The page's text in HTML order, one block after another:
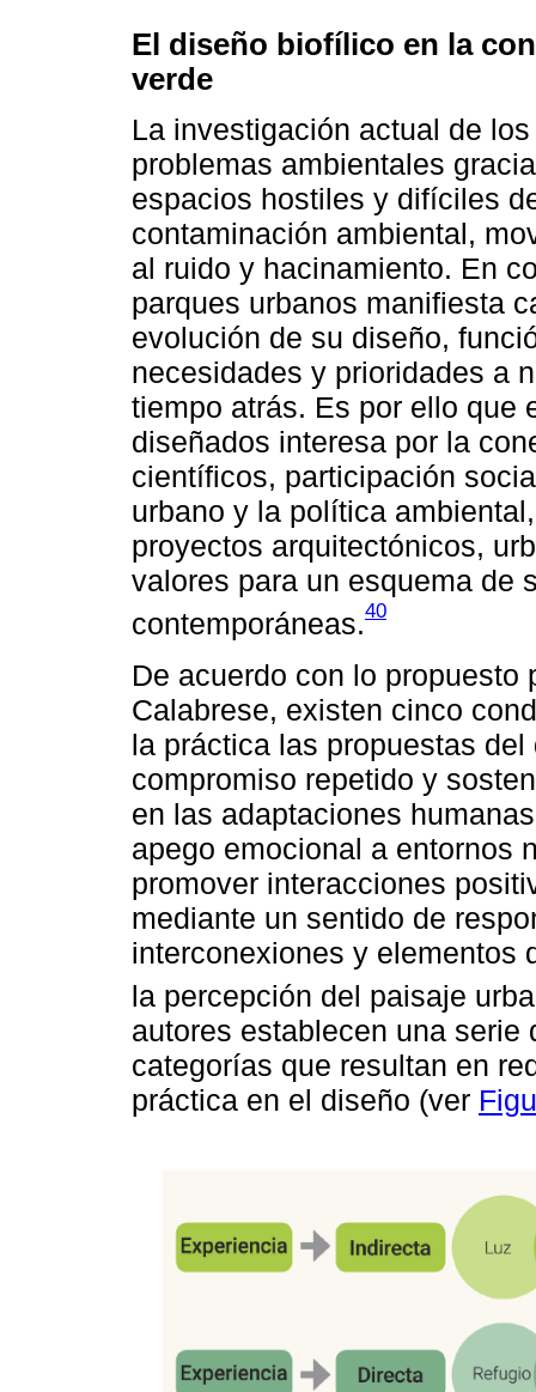
El diseño biofílico en la
verde
La investigación actual de
problemas ambientales
espacios hostiles y difíciles
contaminación ambiental,
al ruido y hacinamiento. En
parques urbanos manifiesta
evolución de su diseño,
necesidades y prioridades a
tiempo atrás. Es por ello que
diseñados interesa por la
científicos, participación
urbano y la política
proyectos arquitectónicos,
valores para un esquema de
contemporáneas.40
De acuerdo con lo
Calabrese, existen cinco
la práctica las propuestas
compromiso repetido y
en las adaptaciones
apego emocional a entornos
promover interacciones
mediante un sentido de
interconexiones y elementos
la percepción del paisaje
autores establecen una
categorías que resultan en
práctica en el diseño (ver